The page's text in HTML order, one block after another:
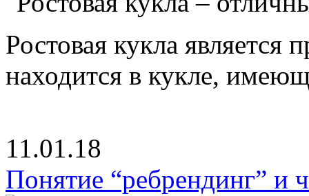
Ростовая кукла является
находится в кукле,
11.01.18
Понятие “ребрендинг” и